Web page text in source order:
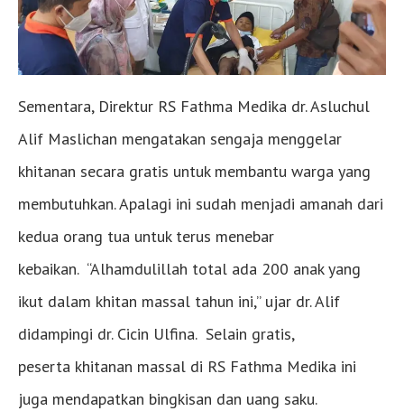
Sementara, Direktur RS Fathma Medika dr. Asluchul
Alif Maslichan mengatakan sengaja menggelar
khitanan secara gratis untuk membantu warga yang
membutuhkan. Apalagi ini sudah menjadi amanah dari
kedua orang tua untuk terus menebar
kebaikan. “Alhamdulillah total ada 200 anak yang
ikut dalam khitan massal tahun ini,” ujar dr. Alif
didampingi dr. Cicin Ulfina. Selain gratis,
peserta khitanan massal di RS Fathma Medika ini
juga mendapatkan bingkisan dan uang saku.